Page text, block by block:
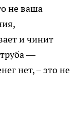
не ваша
и чинит
—
нет, – это не